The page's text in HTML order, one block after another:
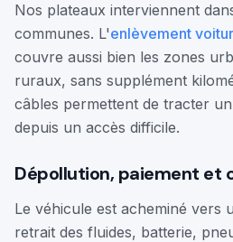
Nos plateaux interviennent
communes. L'enlèvement
couvre aussi bien les zones
ruraux, sans supplément
câbles permettent de tracter
depuis un accès difficile.
Dépollution, paiement et
Le véhicule est acheminé vers
retrait des fluides, batterie,